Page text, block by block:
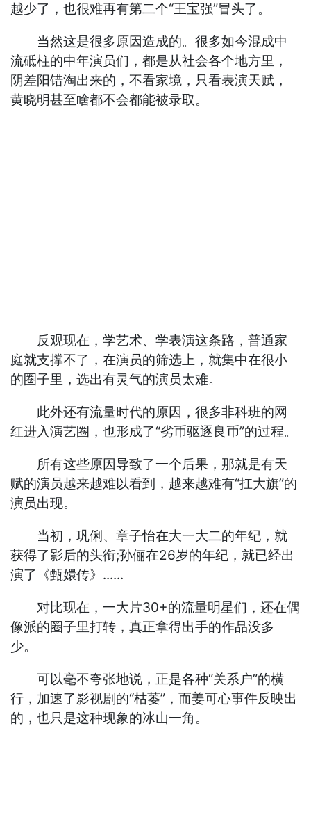
越少了，也很难再有第二个“王宝强”冒头了。
当然这是很多原因造成的。很多如今混成中
流砥柱的中年演员们，都是从社会各个地方里，
阴差阳错淘出来的，不看家境，只看表演天赋，
黄晓明甚至啥都不会都能被录取。
反观现在，学艺术、学表演这条路，普通家
庭就支撑不了，在演员的筛选上，就集中在很小
的圈子里，选出有灵气的演员太难。
此外还有流量时代的原因，很多非科班的网
红进入演艺圈，也形成了“劣币驱逐良币”的过程。
所有这些原因导致了一个后果，那就是有天
赋的演员越来越难以看到，越来越难有“扛大旗”的
演员出现。
当初，巩俐、章子怡在大一大二的年纪，就
获得了影后的头衔;孙俪在26岁的年纪，就已经出
演了《甄嬛传》......
对比现在，一大片30+的流量明星们，还在偶
像派的圈子里打转，真正拿得出手的作品没多
少。
可以毫不夸张地说，正是各种“关系户”的横
行，加速了影视剧的“枯萎”，而姜可心事件反映出
的，也只是这种现象的冰山一角。